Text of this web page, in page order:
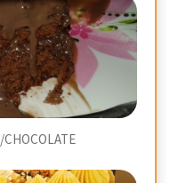
CHOCOLATE